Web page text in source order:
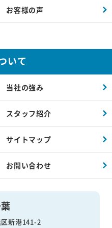
新港141-2
お客様の声
いて
当社の強み
スタッフ紹介
サイトマップ
お問い合わせ